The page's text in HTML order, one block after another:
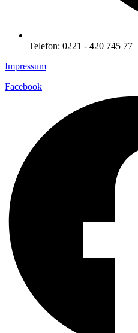
Telefon: 0221 - 420 745 77
Impressum
Facebook